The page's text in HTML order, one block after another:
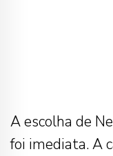
A escolha de
foi imediata. A